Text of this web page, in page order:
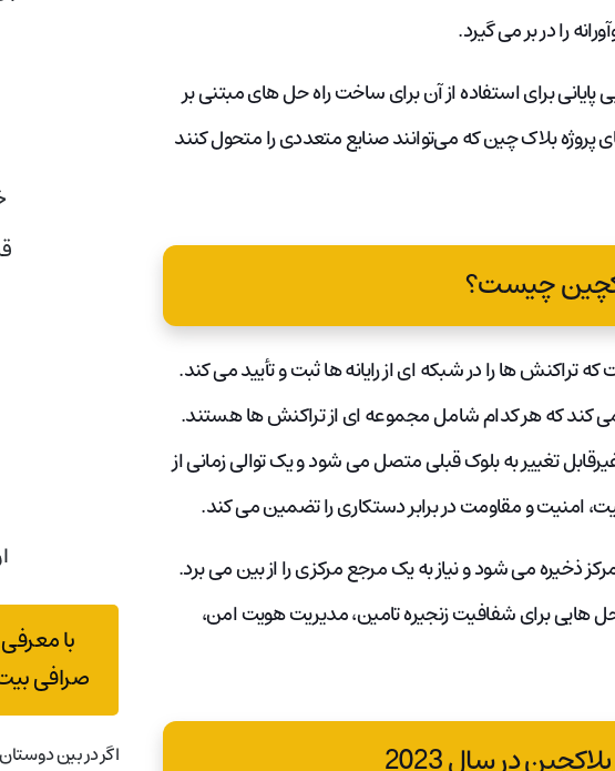
را در بر می گیرد.
پایانی برای استفاده از آن برای ساخت راه حل های مبتنی بر
پروژه بلاک چین که می‌توانند صنایع متعددی را متحول کنند
چیست؟
ها را در شبکه ای از رایانه ها ثبت و تأیید می کند.
کند که هر کدام شامل مجموعه ای از تراکنش ها هستند.
تغییر به بلوک قبلی متصل می شود و یک توالی زمانی از
امنیت و مقاومت در برابر دستکاری را تضمین می کند.
ذخیره می شود و نیاز به یک مرجع مرکزی را از بین می برد.
حل هایی برای شفافیت زنجیره تامین، مدیریت هویت امن،
با
صرافی
اگر در بین